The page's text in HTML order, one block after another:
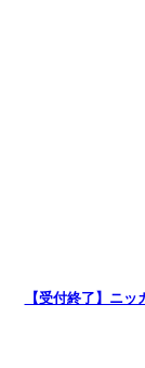
【受付終了】ニ